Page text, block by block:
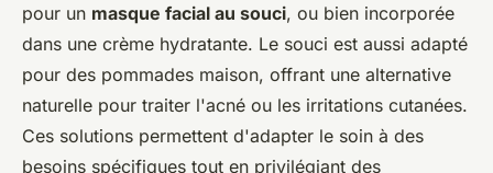
pour un masque facial au souci, ou bien incorporée
dans une crème hydratante. Le souci est aussi adapté
pour des pommades maison, offrant une alternative
naturelle pour traiter l'acné ou les irritations cutanées.
Ces solutions permettent d'adapter le soin à des
besoins spécifiques tout en privilégiant des